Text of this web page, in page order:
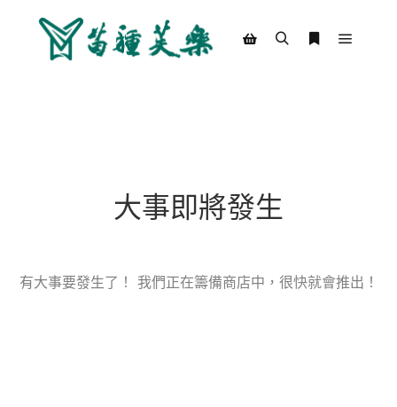
大事即將發生
有大事要發生了！ 我們正在籌備商店中，很快就會推出！